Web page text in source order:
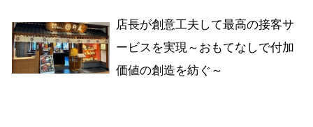
店長が創意工夫して最高の接客サ
ービスを実現～おもてなしで付加
価値の創造を紡ぐ～